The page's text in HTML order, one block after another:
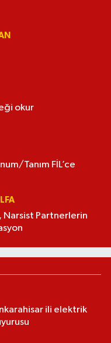
okur
Tanım FİL’ce
Narsist Partnerlerin
ili elektrik